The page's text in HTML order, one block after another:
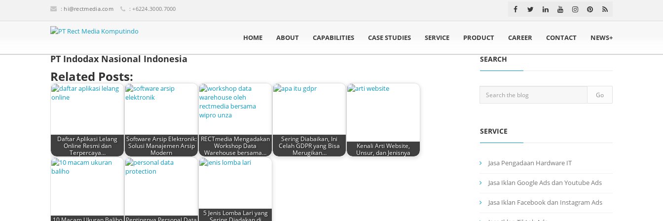
: hi@rectmedia.com : +6224.3000.7000
HOME ABOUT CAPABILITIES CASE STUDIES SERVICE PRODUCT CAREER CONTACT NEWS+
PT Indodax Nasional Indonesia
Related Posts:
Daftar Aplikasi Lelang
Online Resmi dan
Terpercaya…
Software Arsip Elektronik:
Solusi Manajemen Arsip
Modern
RECTmedia Mengadakan
Workshop Data
Warehouse bersama…
Sering Diabaikan, Ini
Celah GDPR yang Bisa
Merugikan…
Kenali Arti Website,
Unsur, dan Jenisnya
10 Macam Ukuran Baliho Pentingnya Personal Data
5 Jenis Lomba Lari yang
Sering Diadakan di
SEARCH
SERVICE
Jasa Pengadaan Hardware IT
Jasa Iklan Google Ads dan Youtube Ads
Jasa Iklan Facebook dan Instagram Ads